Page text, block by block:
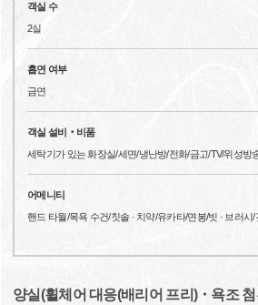
객실 수
2실
흡연 여부
금연
객실 설비‧비품
세탁기가 있는 화장실/세면/냉난방/전화/금고/TV/위성방
어메니티
핸드 타월/목욕 수건/칫솔 · 치약/유카타/면봉/빗 · 브러시/
양실(휠체어 대응(배리어 프리)・욕조